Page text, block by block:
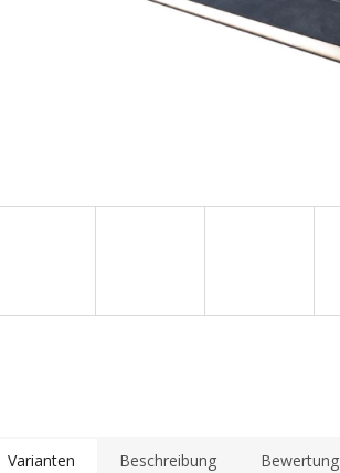
Varianten Beschreibung Bewertung